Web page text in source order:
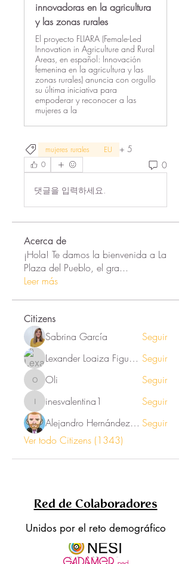
innovadoras en la agricultura
y las zonas rurales
El proyecto FLIARA (Female-Led
Innovation in Agriculture and Rural
Areas, en español: Innovación
femenina en la agricultura y las
zonas rurales) anuncia con orgullo
su última iniciativa para
empoderar y reconocer a las
mujeres a la
mujeres rurales EU + 5
0 0
댓글을 입력하세요.
Acerca de
¡Hola! Te damos la bienvenida a La
Plaza del Pueblo, el gra...
Leer más
Citizens
Sabrina García
Seguir
Lexander Loaiza Figueroa Seguir
Oli Oli Seguir
inesvalentina1
inesvalentina1
Seguir
Alejandro Hernández Renner Seguir
Ver todo Citizens (1343)
Red de Colaboradores
Unidos por el reto demográfico